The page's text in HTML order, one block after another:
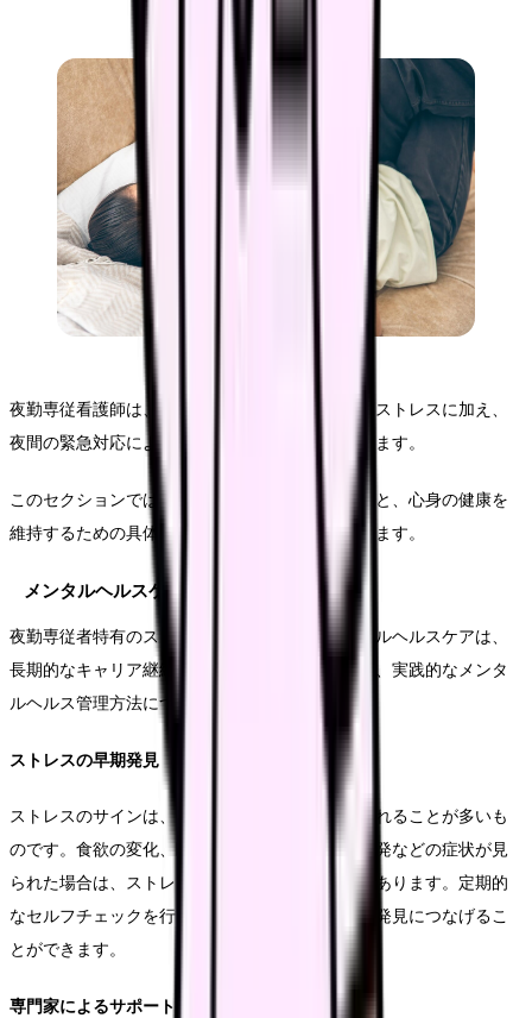
夜勤専従看護師は、昼夜逆転の生活による身体的ストレスに加え、
夜間の緊急対応による精神的ストレスにも直面します。
このセクションでは、効果的なストレス管理方法と、心身の健康を
維持するための具体的な実践法についてご紹介します。
メンタルヘルスケア
夜勤専従者特有のストレスに対する適切なメンタルヘルスケアは、
長期的なキャリア継続の鍵となります。ここでは、実践的なメンタ
ルヘルス管理方法についてお伝えします。
ストレスの早期発見
ストレスのサインは、まず身体的な変化として現れることが多いも
のです。食欲の変化、睡眠の質の低下、頭痛の頻発などの症状が見
られた場合は、ストレスが蓄積している可能性があります。定期的
なセルフチェックを行うことで、ストレスの早期発見につなげるこ
とができます。
専門家によるサポート